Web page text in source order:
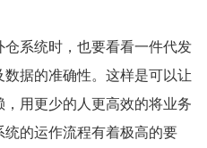
系统时，也要看看一件代发
据的准确性。这样是可以让
用更少的人更高效的将业务
的运作流程有着极高的要